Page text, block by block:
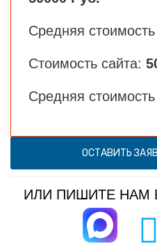
Средняя
Стоимость сайта:
Средняя
ОСТАВИТЬ
ИЛИ ПИШИТЕ НАМ